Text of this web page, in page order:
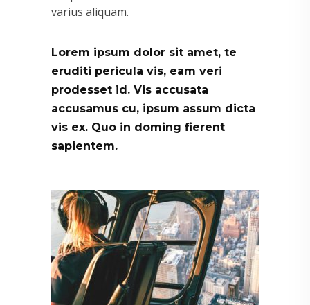
varius aliquam.
Lorem ipsum dolor sit amet, te
eruditi pericula vis, eam veri
prodesset id. Vis accusata
accusamus cu, ipsum assum dicta
vis ex. Quo in doming fierent
sapientem.